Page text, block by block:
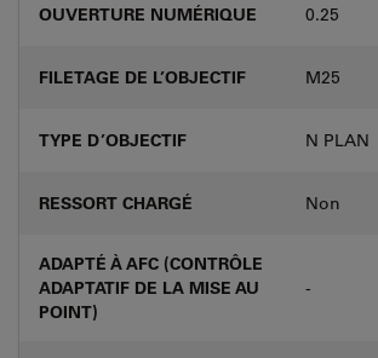
OUVERTURE NUMÉRIQUE 0.25
FILETAGE DE L’OBJECTIF M25
TYPE D’OBJECTIF N PLAN
RESSORT CHARGÉ Non
ADAPTÉ À AFC (CONTRÔLE
ADAPTATIF DE LA MISE AU
POINT)
-